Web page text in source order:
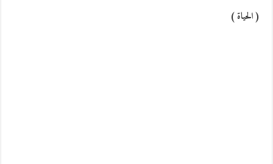
( الحياة )